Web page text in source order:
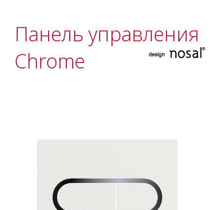
Панель управления
Chrome